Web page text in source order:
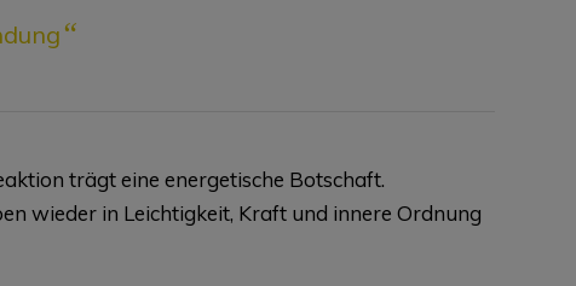
“
trägt eine energetische Botschaft.
wieder in Leichtigkeit, Kraft und innere Ordnung